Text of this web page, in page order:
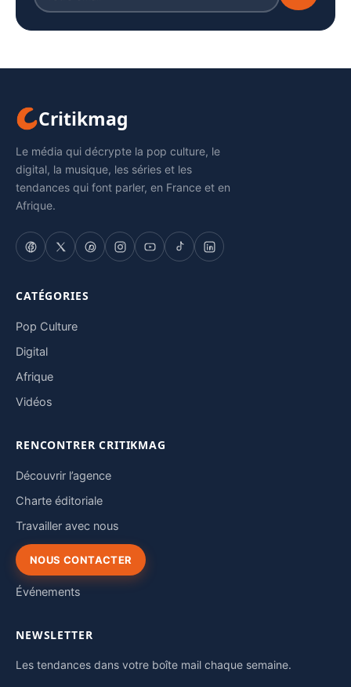
Critikmag
Le média qui décrypte la pop culture, le
digital, la musique, les séries et les
tendances qui font parler, en France et en
Afrique.
CATÉGORIES
Pop Culture
Digital
Afrique
Vidéos
RENCONTRER CRITIKMAG
Découvrir l’agence
Charte éditoriale
Travailler avec nous
NOUS CONTACTER
Événements
NEWSLETTER
Les tendances dans votre boîte mail chaque semaine.